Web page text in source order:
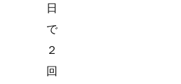
日
で
２
回